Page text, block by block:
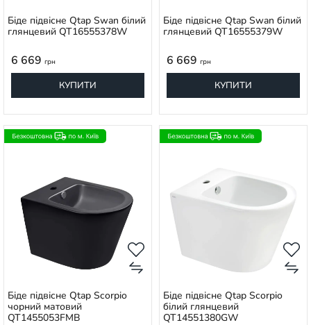
Біде підвісне Qtap Swan білий
глянцевий QT16555378W
6 669 грн
КУПИТИ
Біде підвісне Qtap Swan білий
глянцевий QT16555379W
6 669 грн
КУПИТИ
Біде підвісне Qtap Scorpio
чорний матовий
QT1455053FMB
Біде підвісне Qtap Scorpio
білий глянцевий
QT14551380GW